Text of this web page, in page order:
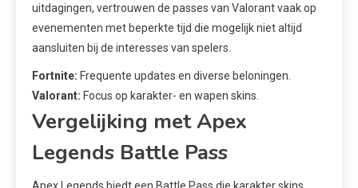
uitdagingen, vertrouwen de passes van Valorant vaak op
evenementen met beperkte tijd die mogelijk niet altijd
aansluiten bij de interesses van spelers.
Fortnite: Frequente updates en diverse beloningen.
Valorant: Focus op karakter- en wapen skins.
Vergelijking met Apex
Legends Battle Pass
Apex Legends biedt een Battle Pass die karakter skins,